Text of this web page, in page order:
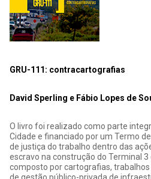
GRU-111: contracartografias
David Sperling e Fábio Lopes de
O livro foi realizado como parte
Cidade e financiado por um Termo
de justiça do trabalho dentro das
escravo na construção do Terminal
composto por cartografias,